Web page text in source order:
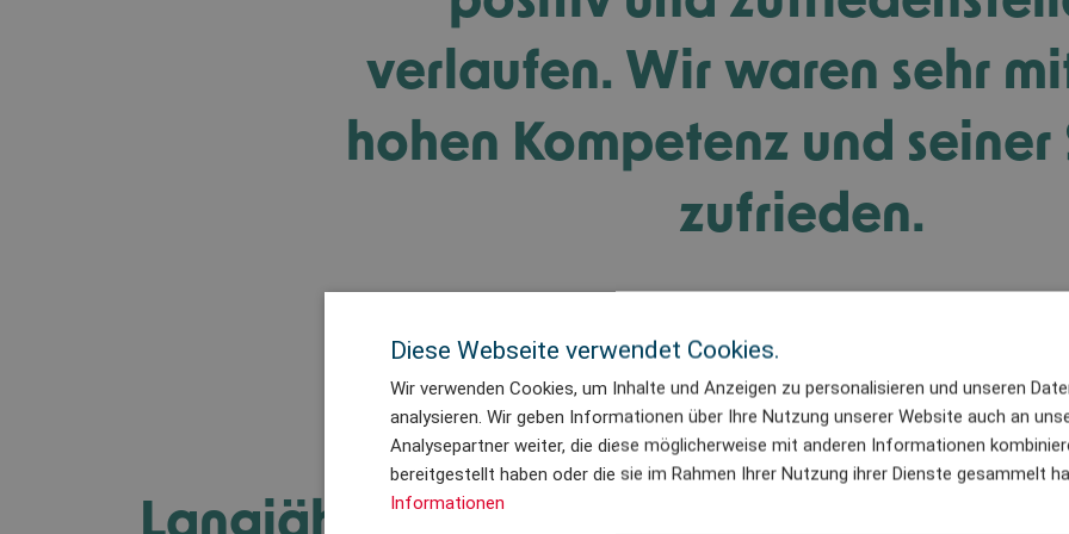
verlaufen. Wir waren sehr
hohen Kompetenz und
zufrieden.
Leiter Strukturen, Maersk Oil
Langjährige Zusammenarbeit
Diese Webseite verwendet Cookies.
Wir verwenden Cookies, um Inhalte und Anzeigen zu personalisieren und unseren
analysieren. Wir geben Informationen über Ihre Nutzung unserer Website auch an
Analysepartner weiter, die diese möglicherweise mit anderen Informationen
bereitgestellt haben oder die sie im Rahmen Ihrer Nutzung ihrer Dienste gesammelt
Informationen